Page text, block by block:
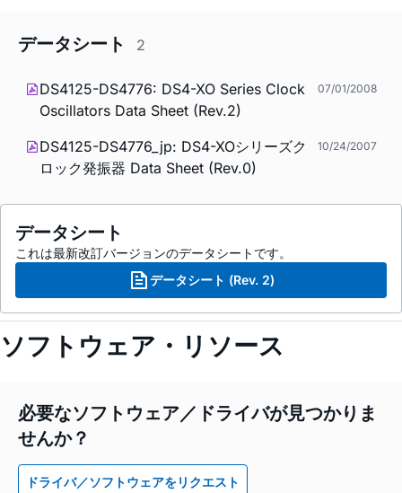
データシート 2
DS4125-DS4776: DS4-XO Series Clock
Oscillators Data Sheet (Rev.2)
07/01/2008
DS4125-DS4776_jp: DS4-XOシリーズク
ロック発振器 Data Sheet (Rev.0)
10/24/2007
データシート
これは最新改訂バージョンのデータシートです。
データシート (Rev. 2)
ソフトウェア・リソース
必要なソフトウェア／ドライバが見つかりま
せんか？
ドライバ／ソフトウェアをリクエスト